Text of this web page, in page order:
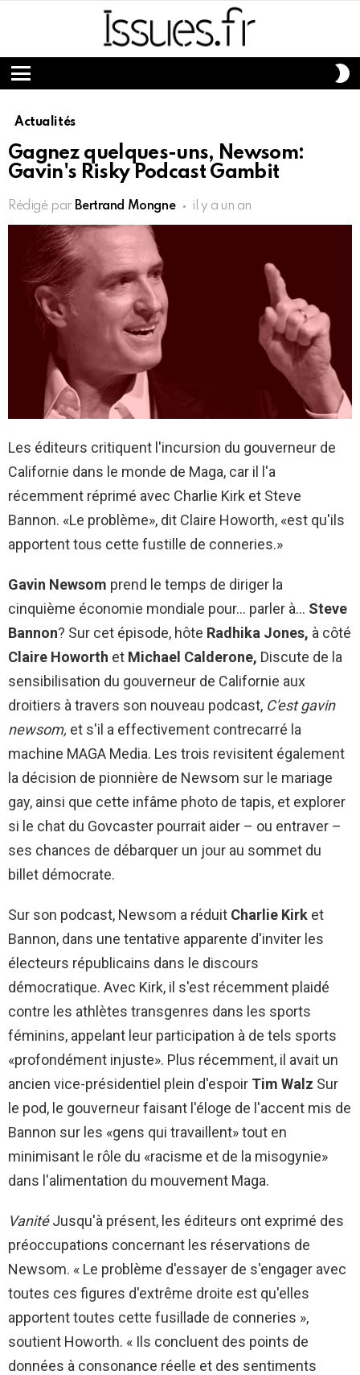
Menu
Actualités
Gagnez quelques-uns, Newsom:
Gavin's Risky Podcast Gambit
Rédigé par Bertrand Mongne il y a un an
Les éditeurs critiquent l'incursion du gouverneur de
Californie dans le monde de Maga, car il l'a
récemment réprimé avec Charlie Kirk et Steve
Bannon. «Le problème», dit Claire Howorth, «est qu'ils
apportent tous cette fustille de conneries.»
Gavin Newsom prend le temps de diriger la
cinquième économie mondiale pour… parler à… Steve
Bannon? Sur cet épisode, hôte Radhika Jones, à côté
Claire Howorth et Michael Calderone, Discute de la
sensibilisation du gouverneur de Californie aux
droitiers à travers son nouveau podcast, C'est gavin
newsom, et s'il a effectivement contrecarré la
machine MAGA Media. Les trois revisitent également
la décision de pionnière de Newsom sur le mariage
gay, ainsi que cette infâme photo de tapis, et explorer
si le chat du Govcaster pourrait aider – ou entraver –
ses chances de débarquer un jour au sommet du
billet démocrate.
Sur son podcast, Newsom a réduit Charlie Kirk et
Bannon, dans une tentative apparente d'inviter les
électeurs républicains dans le discours
démocratique. Avec Kirk, il s'est récemment plaidé
contre les athlètes transgenres dans les sports
féminins, appelant leur participation à de tels sports
«profondément injuste». Plus récemment, il avait un
ancien vice-présidentiel plein d'espoir Tim Walz Sur
le pod, le gouverneur faisant l'éloge de l'accent mis de
Bannon sur les «gens qui travaillent» tout en
minimisant le rôle du «racisme et de la misogynie»
dans l'alimentation du mouvement Maga.
VanitéJusqu'à présent, les éditeurs ont exprimé des
préoccupations concernant les réservations de
Newsom. « Le problème d'essayer de s'engager avec
toutes ces figures d'extrême droite est qu'elles
apportent toutes cette fusillade de conneries »,
soutient Howorth. « Ils concluent des points de
données à consonance réelle et des sentiments